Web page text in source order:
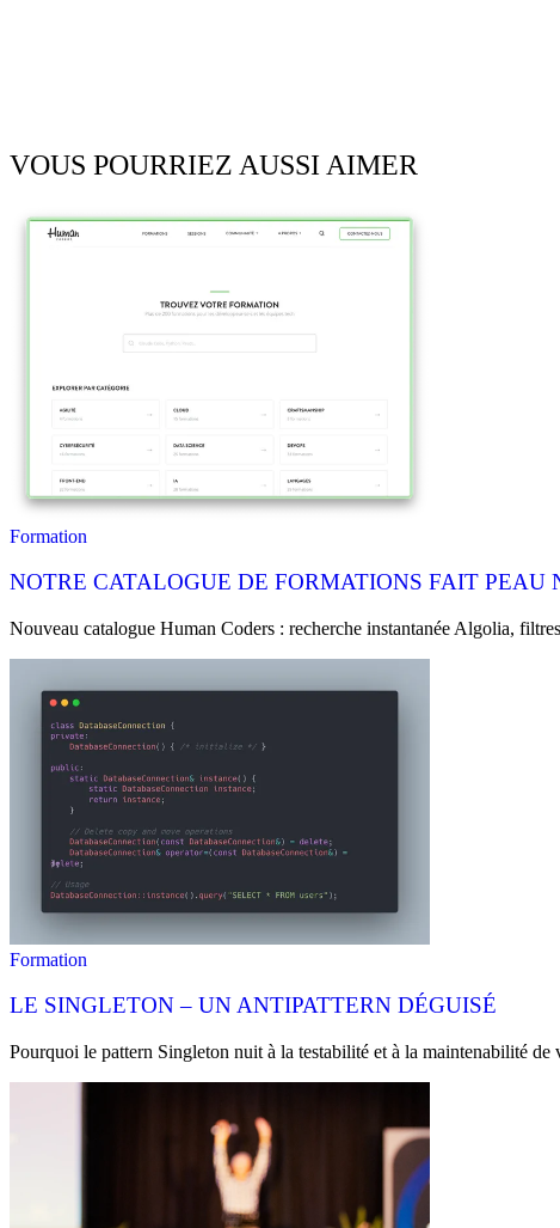
VOUS POURRIEZ AUSSI AIMER
Formation
NOTRE CATALOGUE DE FORMATIONS FAIT PEAU
Nouveau catalogue Human Coders : recherche instantanée Algolia,
Formation
LE SINGLETON – UN ANTIPATTERN DÉGUISÉ
Pourquoi le pattern Singleton nuit à la testabilité et à la maintenabilité